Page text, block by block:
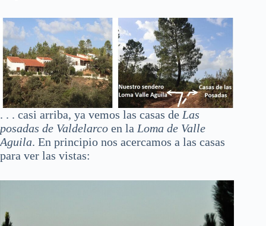
. . . casi arriba, ya vemos las casas de Las
posadas de Valdelarco en la Loma de Valle
Aguila. En principio nos acercamos a las casas
para ver las vistas: